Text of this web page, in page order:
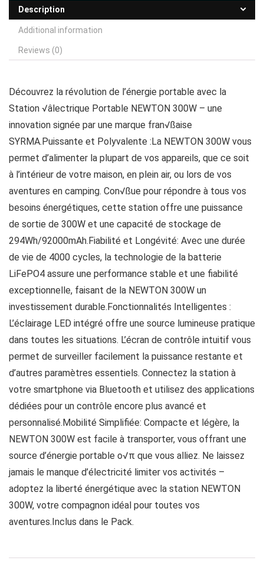
Description
Additional information
Reviews (0)
Découvrez la révolution de l’énergie portable avec la
Station √âlectrique Portable NEWTON 300W – une
innovation signée par une marque fran√ßaise
SYRMA.Puissante et Polyvalente :La NEWTON 300W vous
permet d’alimenter la plupart de vos appareils, que ce soit
à l’intérieur de votre maison, en plein air, ou lors de vos
aventures en camping. Con√ßue pour répondre à tous vos
besoins énergétiques, cette station offre une puissance
de sortie de 300W et une capacité de stockage de
294Wh/92000mAh.Fiabilité et Longévité: Avec une durée
de vie de 4000 cycles, la technologie de la batterie
LiFePO4 assure une performance stable et une fiabilité
exceptionnelle, faisant de la NEWTON 300W un
investissement durable.Fonctionnalités Intelligentes :
L’éclairage LED intégré offre une source lumineuse pratique
dans toutes les situations. L’écran de contrôle intuitif vous
permet de surveiller facilement la puissance restante et
d’autres paramètres essentiels. Connectez la station à
votre smartphone via Bluetooth et utilisez des applications
dédiées pour un contrôle encore plus avancé et
personnalisé.Mobilité Simplifiée: Compacte et légère, la
NEWTON 300W est facile à transporter, vous offrant une
source d’énergie portable o√π que vous alliez. Ne laissez
jamais le manque d’électricité limiter vos activités –
adoptez la liberté énergétique avec la station NEWTON
300W, votre compagnon idéal pour toutes vos
aventures.Inclus dans le Pack.